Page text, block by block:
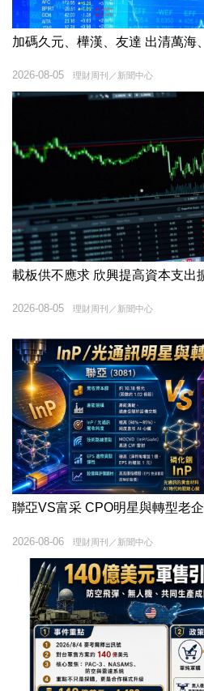
理財周刊／新聞中心
2026-08-05
載板供不應求 欣興提高資本支出
理財周刊／新聞中心
2026-08-05
聯亞VS富采 CPO明星與轉型老
理財周刊／新聞中心
2026-08-06